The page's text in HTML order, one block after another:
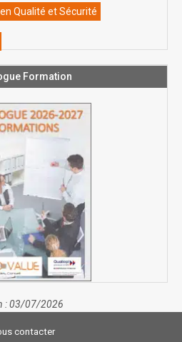
Qualité et Sécurité
Formation
: 03/07/2026
contacter